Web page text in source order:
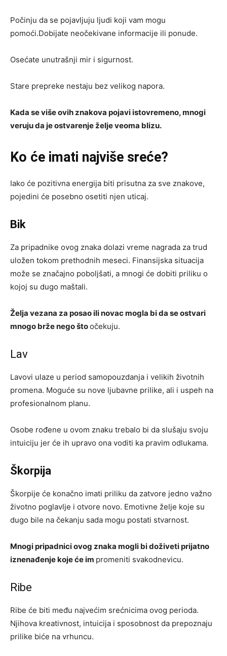
Počinju da se pojavljuju ljudi koji vam mogu
pomoći.Dobijate neočekivane informacije ili ponude.
Osećate unutrašnji mir i sigurnost.
Stare prepreke nestaju bez velikog napora.
Kada se više ovih znakova pojavi istovremeno, mnogi
veruju da je ostvarenje želje veoma blizu.
Ko će imati najviše sreće?
Iako će pozitivna energija biti prisutna za sve znakove,
pojedini će posebno osetiti njen uticaj.
Bik
Za pripadnike ovog znaka dolazi vreme nagrada za trud
uložen tokom prethodnih meseci. Finansijska situacija
može se značajno poboljšati, a mnogi će dobiti priliku o
kojoj su dugo maštali.
Želja vezana za posao ili novac mogla bi da se ostvari
mnogo brže nego štoočekuju.
Lav
Lavovi ulaze u period samopouzdanja i velikih životnih
promena. Moguće su nove ljubavne prilike, ali i uspeh na
profesionalnom planu.
Osobe rođene u ovom znaku trebalo bi da slušaju svoju
intuiciju jer će ih upravo ona voditi ka pravim odlukama.
Škorpija
Škorpije će konačno imati priliku da zatvore jedno važno
životno poglavlje i otvore novo. Emotivne želje koje su
dugo bile na čekanju sada mogu postati stvarnost.
Mnogi pripadnici ovog znaka mogli bi doživeti prijatno
iznenađenje koje će im promeniti svakodnevicu.
Ribe
Ribe će biti među najvećim srećnicima ovog perioda.
Njihova kreativnost, intuicija i sposobnost da prepoznaju
prilike biće na vrhuncu.